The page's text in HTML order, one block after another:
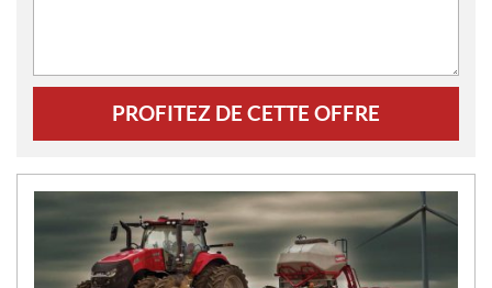
PROFITEZ DE CETTE OFFRE
N
O
V